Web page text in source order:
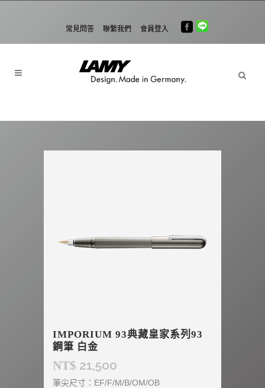
常見問答 聯繫我們 會員登入
IMPORIUM 93典藏皇家系列93
鋼筆 白金
NT$ 21,500
筆尖尺寸：EF/F/M/B/OM/OB